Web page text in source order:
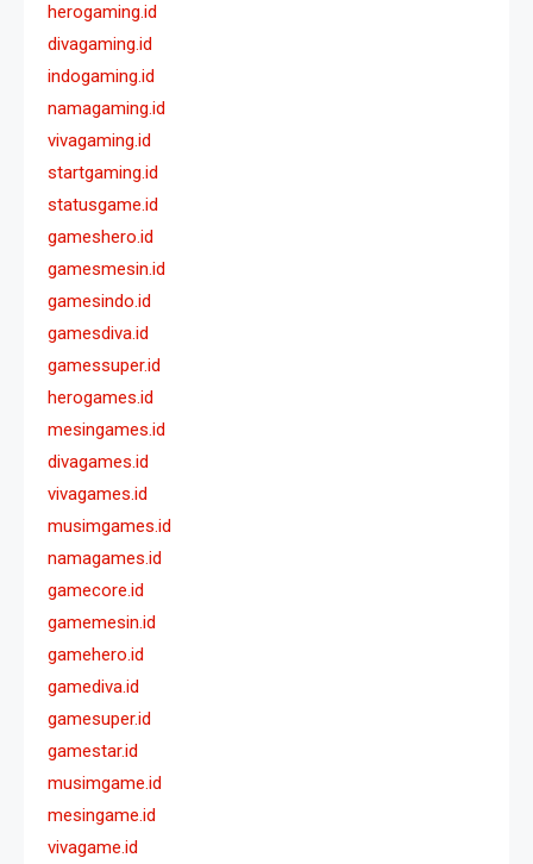
herogaming.id
divagaming.id
indogaming.id
namagaming.id
vivagaming.id
startgaming.id
statusgame.id
gameshero.id
gamesmesin.id
gamesindo.id
gamesdiva.id
gamessuper.id
herogames.id
mesingames.id
divagames.id
vivagames.id
musimgames.id
namagames.id
gamecore.id
gamemesin.id
gamehero.id
gamediva.id
gamesuper.id
gamestar.id
musimgame.id
mesingame.id
vivagame.id